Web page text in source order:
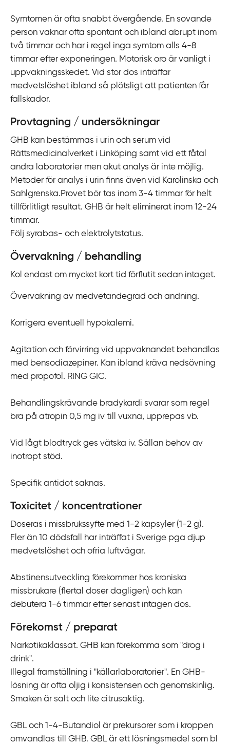
Symtomen är ofta snabbt övergående. En sovande
person vaknar ofta spontant och ibland abrupt inom
två timmar och har i regel inga symtom alls 4-8
timmar efter exponeringen. Motorisk oro är vanligt i
uppvakningsskedet. Vid stor dos inträffar
medvetslöshet ibland så plötsligt att patienten får
fallskador.
Provtagning / undersökningar
GHB kan bestämmas i urin och serum vid
Rättsmedicinalverket i Linköping samt vid ett fåtal
andra laboratorier men akut analys är inte möjlig.
Metoder för analys i urin finns även vid Karolinska och
Sahlgrenska.Provet bör tas inom 3-4 timmar för helt
tillförlitligt resultat. GHB är helt eliminerat inom 12-24
timmar.
Följ syrabas- och elektrolytstatus.
Övervakning / behandling
Kol endast om mycket kort tid förflutit sedan intaget.
Övervakning av medvetandegrad och andning.
Korrigera eventuell hypokalemi.
Agitation och förvirring vid uppvaknandet behandlas
med bensodiazepiner. Kan ibland kräva nedsövning
med propofol. RING GIC.
Behandlingskrävande bradykardi svarar som regel
bra på atropin 0,5 mg iv till vuxna, upprepas vb.
Vid lågt blodtryck ges vätska iv. Sällan behov av
inotropt stöd.
Specifik antidot saknas.
Toxicitet / koncentrationer
Doseras i missbrukssyfte med 1-2 kapsyler (1-2 g).
Fler än 10 dödsfall har inträffat i Sverige pga djup
medvetslöshet och ofria luftvägar.
Abstinensutveckling förekommer hos kroniska
missbrukare (flertal doser dagligen) och kan
debutera 1-6 timmar efter senast intagen dos.
Förekomst / preparat
Narkotikaklassat. GHB kan förekomma som "drog i
drink".
Illegal framställning i "källarlaboratorier". En GHB-
lösning är ofta oljig i konsistensen och genomskinlig.
Smaken är salt och lite citrusaktig.
GBL och 1-4-Butandiol är prekursorer som i kroppen
omvandlas till GHB. GBL är ett lösningsmedel som bl